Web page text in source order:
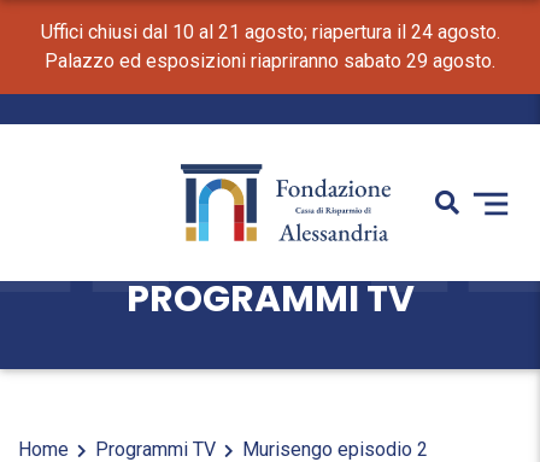
Uffici chiusi dal 10 al 21 agosto; riapertura il 24 agosto.
Palazzo ed esposizioni riapriranno sabato 29 agosto.
PROGRAMMI TV
Home Programmi TV Murisengo episodio 2